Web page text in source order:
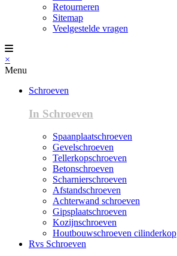
Retourneren
Sitemap
Veelgestelde vragen
×
Menu
Schroeven
In Schroeven
Spaanplaatschroeven
Gevelschroeven
Tellerkopschroeven
Betonschroeven
Scharnierschroeven
Afstandschroeven
Achterwand schroeven
Gipsplaatschroeven
Kozijnschroeven
Houtbouwschroeven cilinderkop
Rvs Schroeven